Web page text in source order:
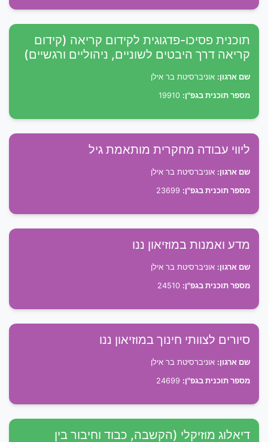
תוכנית פסיכו-פדגוגית לקידום קריאה (קידום
קריאה דרך היבטים לשוניים, ניהוליים ורגשיים)
שם ארגון: אוניברסיטת בר אילן
מספר תוכנית בגפ"ן:
ליווי עבודה מחקרית מותאמת גיל
שם ארגון: אוניברסיטת בר אילן
מספר תוכנית בגפ"ן:
מדע ואמנות במוזיאון ננו
שם ארגון: אוניברסיטת בר אילן
מספר תוכנית בגפ"ן:
סיורים לצוותי חינוך במוזיאון ננו
שם ארגון: אוניברסיטת בר אילן
מספר תוכנית בגפ"ן:
דיאלוג מוזיקלי (הקשבה, כבוד וחיבור בין